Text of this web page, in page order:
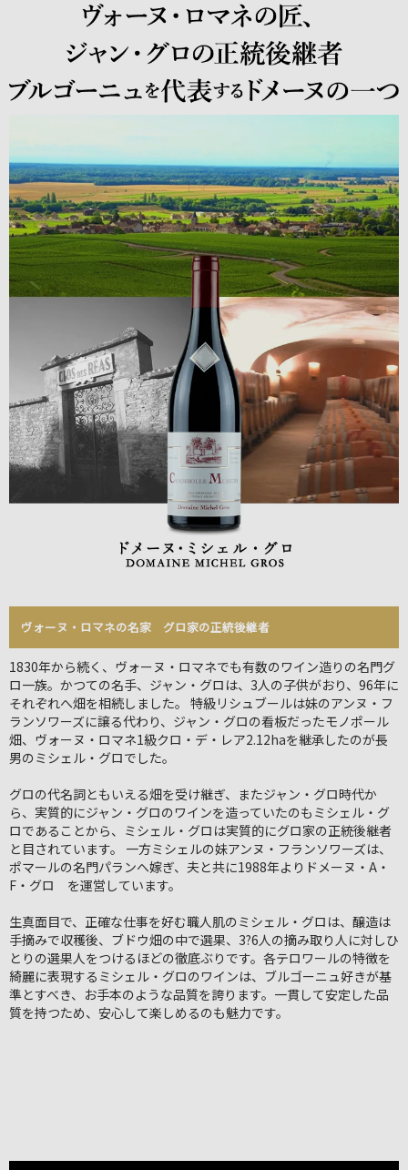
ヴォーヌ・ロマネの名家 グロ家の正統後継者
1830年から続く、ヴォーヌ・ロマネでも有数のワイン造りの名門グ
ロ一族。かつての名手、ジャン・グロは、3人の子供がおり、96年に
それぞれへ畑を相続しました。 特級リシュブールは妹のアンヌ・フ
ランソワーズに譲る代わり、ジャン・グロの看板だったモノポール
畑、ヴォーヌ・ロマネ1級クロ・デ・レア2.12haを継承したのが長
男のミシェル・グロでした。
グロの代名詞ともいえる畑を受け継ぎ、またジャン・グロ時代か
ら、実質的にジャン・グロのワインを造っていたのもミシェル・グ
ロであることから、ミシェル・グロは実質的にグロ家の正統後継者
と目されています。 一方ミシェルの妹アンヌ・フランソワーズは、
ポマールの名門パランへ嫁ぎ、夫と共に1988年よりドメーヌ・A・
F・グロ を運営しています。
生真面目で、正確な仕事を好む職人肌のミシェル・グロは、醸造は
手摘みで収穫後、ブドウ畑の中で選果、3?6人の摘み取り人に対しひ
とりの選果人をつけるほどの徹底ぶりです。各テロワールの特徴を
綺麗に表現するミシェル・グロのワインは、ブルゴーニュ好きが基
準とすべき、お手本のような品質を誇ります。一貫して安定した品
質を持つため、安心して楽しめるのも魅力です。